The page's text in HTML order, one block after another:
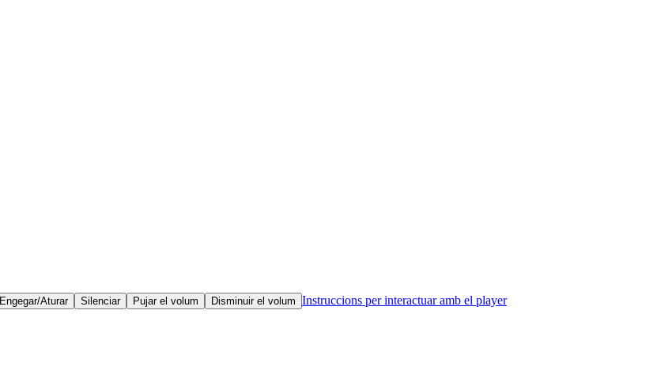
Engegar/Aturar Silenciar Pujar el volum Disminuir el volum Instruccions per interactuar amb el player